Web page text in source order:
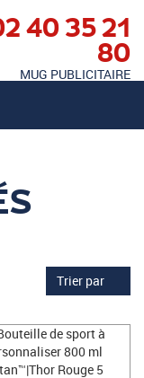
40 35 21
80
MUG PUBLICITAIRE
Trier par